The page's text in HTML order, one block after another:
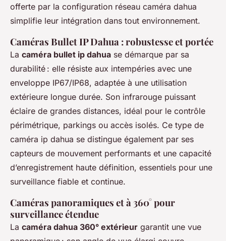
offerte par la configuration réseau caméra dahua
simplifie leur intégration dans tout environnement.
Caméras Bullet IP Dahua : robustesse et portée
La caméra bullet ip dahua se démarque par sa
durabilité : elle résiste aux intempéries avec une
enveloppe IP67/IP68, adaptée à une utilisation
extérieure longue durée. Son infrarouge puissant
éclaire de grandes distances, idéal pour le contrôle
périmétrique, parkings ou accès isolés. Ce type de
caméra ip dahua se distingue également par ses
capteurs de mouvement performants et une capacité
d’enregistrement haute définition, essentiels pour une
surveillance fiable et continue.
Caméras panoramiques et à 360° pour
surveillance étendue
La caméra dahua 360° extérieur garantit une vue